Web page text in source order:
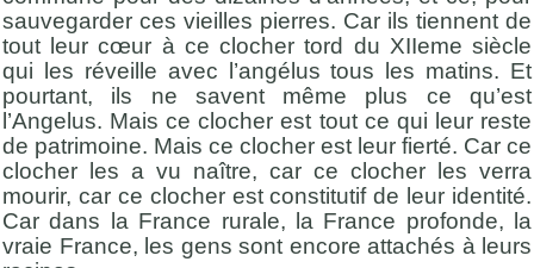
sauvegarder ces vieilles pierres. Car ils tiennent de
tout leur cœur à ce clocher tord du XIIeme siècle
qui les réveille avec l’angélus tous les matins. Et
pourtant, ils ne savent même plus ce qu’est
l’Angelus. Mais ce clocher est tout ce qui leur reste
de patrimoine. Mais ce clocher est leur fierté. Car ce
clocher les a vu naître, car ce clocher les verra
mourir, car ce clocher est constitutif de leur identité.
Car dans la France rurale, la France profonde, la
vraie France, les gens sont encore attachés à leurs